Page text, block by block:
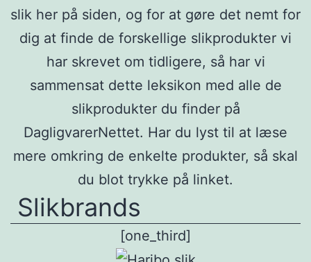
slik her på siden, og for at gøre det nemt for
dig at finde de forskellige slikprodukter vi
har skrevet om tidligere, så har vi
sammensat dette leksikon med alle de
slikprodukter du finder på
DagligvarerNettet. Har du lyst til at læse
mere omkring de enkelte produkter, så skal
du blot trykke på linket.
Slikbrands
[one_third]